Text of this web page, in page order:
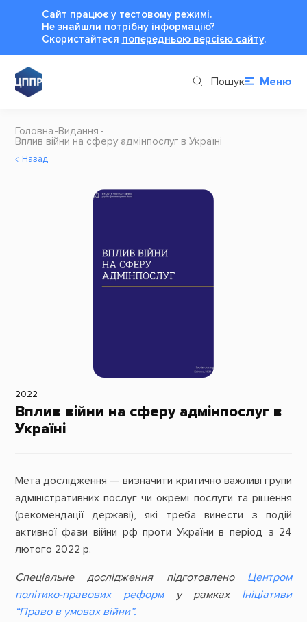
Сайт працює у тестовому режимі.
Не знайшли потрібну інформацію?
Cкористайтеся попередньою версією сайту.
Пошук Меню
Головна Видання
Вплив війни на сферу адмінпослуг в Україні
Назад
2022
Вплив війни на сферу адмінпослуг в
Україні
Мета дослідження — визначити критично важливі групи
адміністративних послуг чи окремі послуги та рішення
(рекомендації державі), які треба винести з подій
активної фази війни рф проти України в період з 24
лютого 2022 р.
Спеціальне дослідження підготовлено Центром
політико-правових реформу рамках Ініціативи
“Право в умовах війни”.